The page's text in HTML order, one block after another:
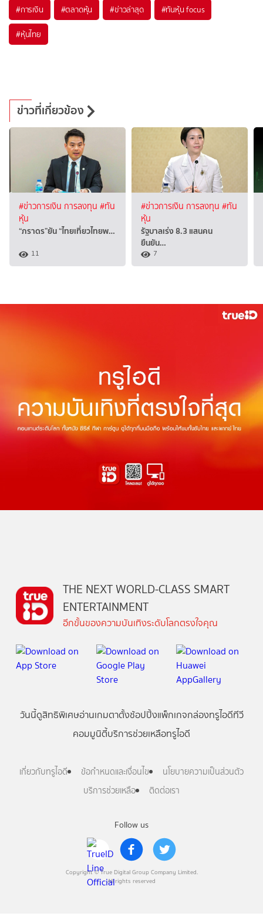
#การเงิน #ตลาดหุ้น #ข่าวล่าสุด #ทันหุ้น focus
#หุ้นไทย
ข่าวที่เกี่ยวข้อง
#ข่าวการเงิน การลงทุน #ทัน
หุ้น
“ภราดร”ยัน “ไทยเที่ยวไทยพ…
11
#ข่าวการเงิน การลงทุน #ทัน
หุ้น
รัฐบาลเร่ง 8.3 แสนคน
ยืนยัน…
7
Follow us
Copyright © True Digital Group Company Limited.
All rights reserved
THE NEXT WORLD-CLASS SMART
ENTERTAINMENT
อีกขั้นของความบันเทิงระดับโลกตรงใจคุณ
วันนี้ดูสิทธิพิเศษอ่านเกมตาตั้งช้อปปิ้งแพ็กเกจกล่องทรูไอดีทีวี
คอมมูนิตี้บริการช่วยเหลือทรูไอดี
เกี่ยวกับทรูไอดี ข้อกำหนดและเงื่อนไข
นโยบายความเป็นส่วนตัว
บริการช่วยเหลือ
ติดต่อเรา